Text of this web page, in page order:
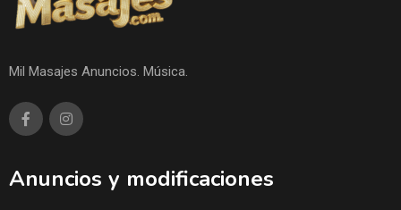
Mil Masajes Anuncios. Música.
Anuncios y modificaciones